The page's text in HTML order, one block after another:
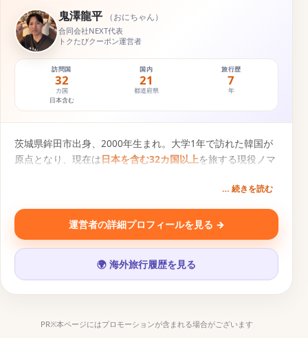
鬼澤龍平 （おにちゃん）
合同会社NEXT代表
トクたびクーポン運営者
訪問国
32
カ国
日本含む
国内
21
都道府県
旅行歴
7
年
茨城県鉾田市出身、2000年生まれ。大学1年で訪れた韓国が
原点となり、現在は日本を含む32カ国以上を旅する現役ノマ
を」という想いから、旅行クーポン比較サービス『トクた
び』を運営。一次情報にもとづく旅行コンテンツを発信中。
SNS・運営メディア
♪
… 続きを読む
運営者の詳細プロフィールを見る →
🌍 海外旅行履歴を見る
PR※本ページにはプロモーションが含まれる場合がございます